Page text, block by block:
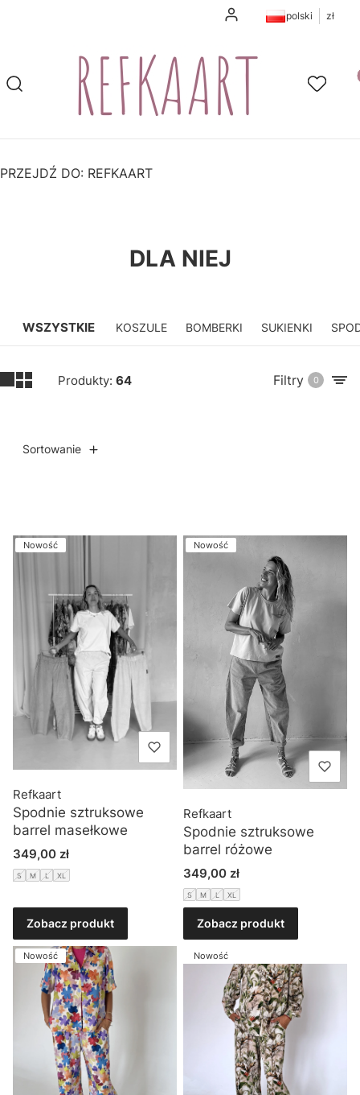
Zaloguj siępolski zł
Otwórz wyszukiwarkę
Szukaj Ulubione
PRZEJDŹ DO: REFKAART
DLA NIEJ
WSZYSTKIE KOSZULE BOMBERKI SUKIENKI
Produkty: 64 Filtry 0
Sortowanie
Lista produktów
Nowość
Spodnie sztruksowe
barrel masełkowe
Refkaart
Cena
349,00 zł
S M L XL
Zobacz produkt
Nowość
Spodnie sztruksowe
barrel różowe
Refkaart
Cena
349,00 zł
S M L XL
Zobacz produkt
Nowość Nowość